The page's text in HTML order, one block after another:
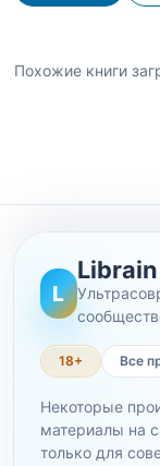
Похожие книги
L
Librain
18+ Все
Некоторые
материалы на
только для